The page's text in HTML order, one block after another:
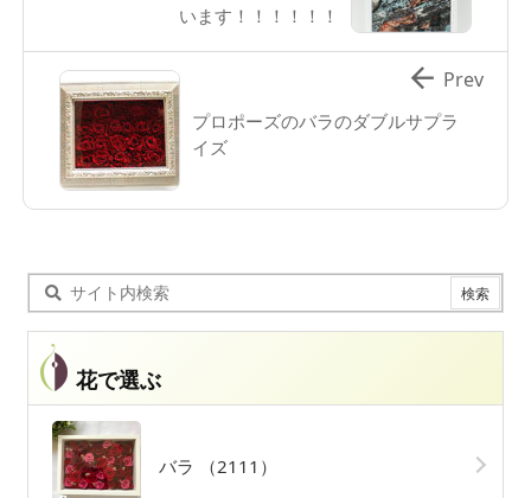
います！！！！！！
プロポーズのバラのダブルサプラ
イズ
 Prev
花で選ぶ
バラ （2111）